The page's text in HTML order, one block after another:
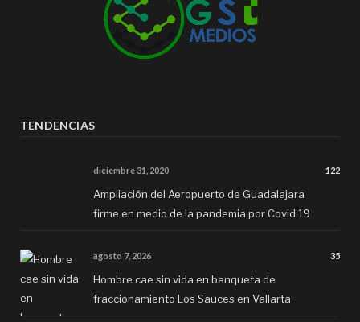
TENDENCIAS
diciembre 31, 2020 122
Ampliación del Aeropuerto de Guadalajara
firme en medio de la pandemia por Covid 19
agosto 7, 2026 35
Hombre cae sin vida en banqueta de
fraccionamiento Los Sauces en Vallarta